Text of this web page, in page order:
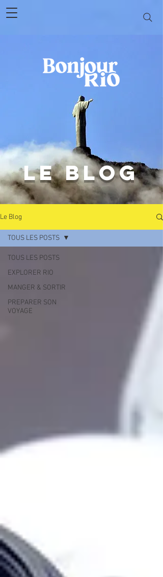
le blog
Le Blog
TOUS LES POSTS
EXPLORER RIO
MANGER & SORTIR
PREPARER SON
VOYAGE
TOUS LES POSTS